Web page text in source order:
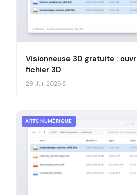
Visionneuse 3D gratuite :
fichier 3D
29 Juil 2026·8
ARTS NUMÉRIQUE